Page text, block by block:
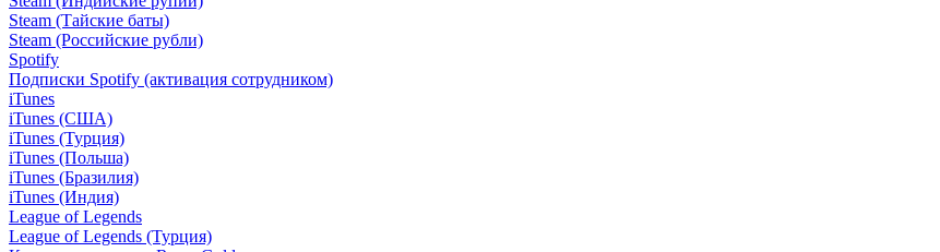
Steam (Тайские баты)
Steam (Российские рубли)
Spotify
Подписки Spotify (активация сотрудником)
iTunes
iTunes (США)
iTunes (Турция)
iTunes (Польша)
iTunes (Бразилия)
iTunes (Индия)
League of Legends
League of Legends (Турция)